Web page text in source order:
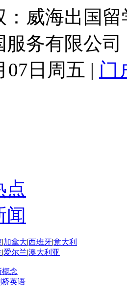
：威海出国留
务有限公司
07日周五 | 门
点
闻
|加拿大|西班牙|意大利
|爱尔兰|澳大利亚
概念
桥英语